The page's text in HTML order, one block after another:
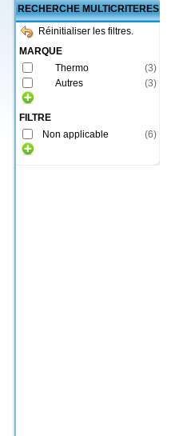
RECHERCHE MULTICRITERES
Réinitialiser les filtres.
MARQUE
Thermo
(3)
Autres
(3)
FILTRE
Non applicable
(6)